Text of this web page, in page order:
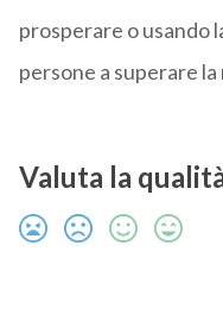
prosperare o usando
persone a superare
Valuta la